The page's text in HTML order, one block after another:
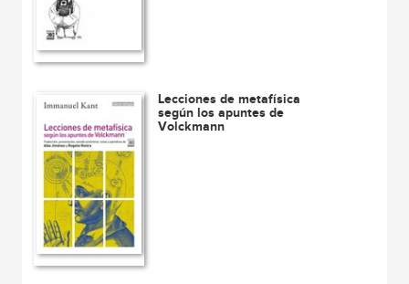
Lecciones de metafísica
según los apuntes de
Volckmann